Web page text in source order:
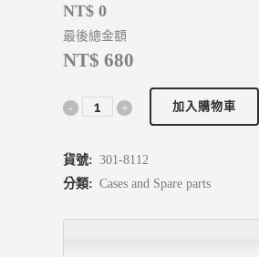
NT$ 0
最後總金額
NT$ 680
加入購物車
貨號: 301-8112
分類: Cases and Spare parts